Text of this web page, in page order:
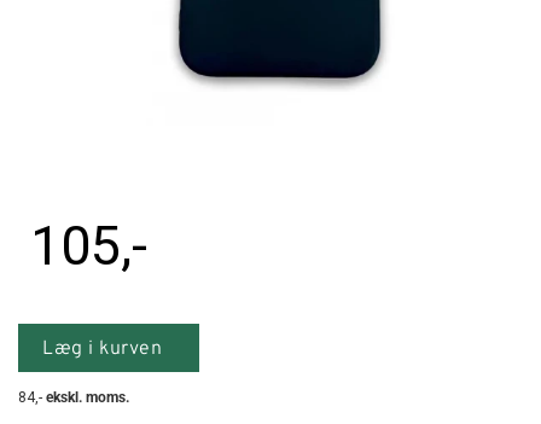
105,-
Læg i kurven
84,- ekskl. moms.